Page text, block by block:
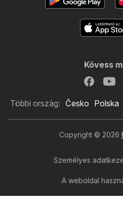
Kövess
Többi ország: Česko Polska
Copyright © 2026
Személyes
A weboldal